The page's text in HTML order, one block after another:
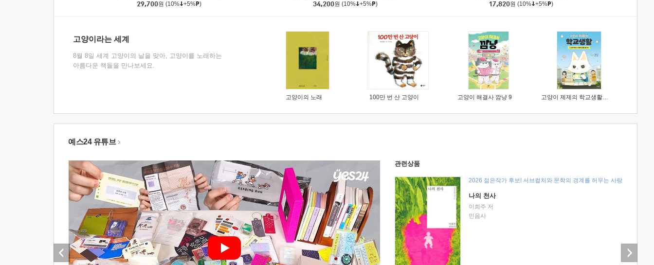
29,700원 (10% +5% )
34,200원 (10% +5% )
17,820원 (10% +5% )
고양이라는 세계
8월 8일 세계 고양이의 날을 맞아, 고양이를 노래하는
아름다운 책들을 만나보세요.
고양이의 노래 100만 번 산 고양이 고양이 해결사 깜냥 9 고양이 제제의 학교생활 1 : 초등학생이 이렇게 힘들 줄이야
예스24 유튜브
관련상품
2026 젊은작가 후보! 서브컬처와 문학의 경계를 허무는 사랑
나의 천사
이희주 저
민음사